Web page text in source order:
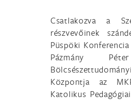
Csatlakozva a
részvevőinek
Püspöki
Pázmány
Központja az
Katolikus